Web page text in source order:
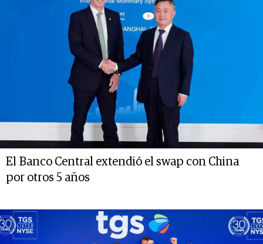
El Banco Central extendió el swap con China
por otros 5 años